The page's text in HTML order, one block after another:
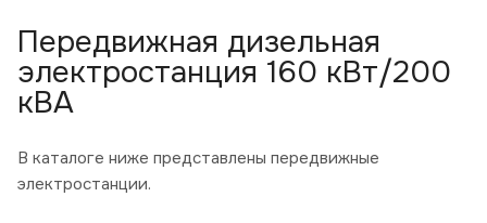
Передвижная дизельная
электростанция 160 кВт/200
кВА
В каталоге ниже представлены передвижные
электростанции.